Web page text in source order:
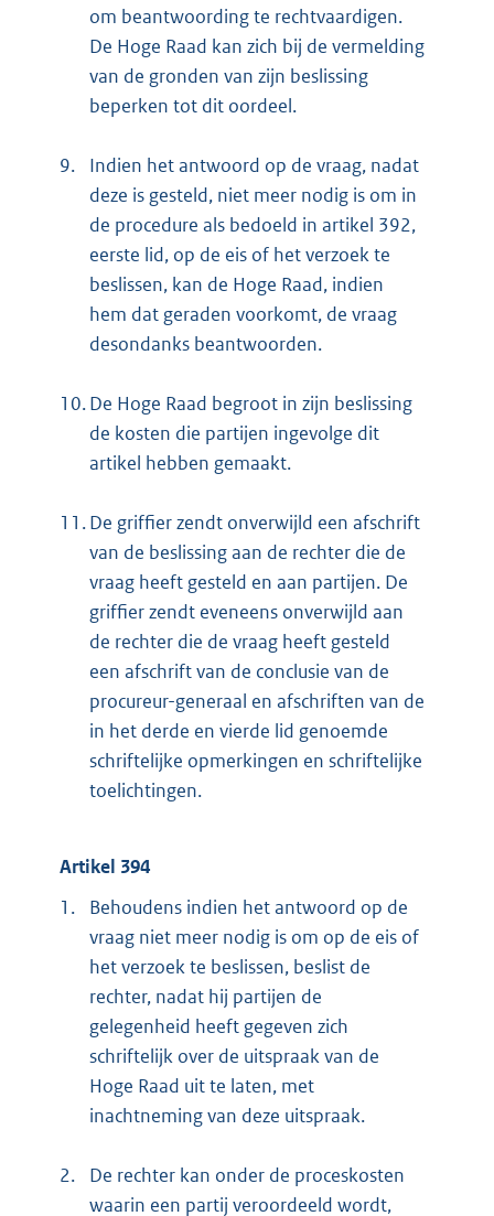
om beantwoording te rechtvaardigen.
De Hoge Raad kan zich bij de vermelding
van de gronden van zijn beslissing
beperken tot dit oordeel.
9.
Indien het antwoord op de vraag, nadat
deze is gesteld, niet meer nodig is om in
de procedure als bedoeld in artikel 392,
eerste lid, op de eis of het verzoek te
beslissen, kan de Hoge Raad, indien
hem dat geraden voorkomt, de vraag
desondanks beantwoorden.
10.De Hoge Raad begroot in zijn beslissing
de kosten die partijen ingevolge dit
artikel hebben gemaakt.
11.De griffier zendt onverwijld een afschrift
van de beslissing aan de rechter die de
vraag heeft gesteld en aan partijen. De
griffier zendt eveneens onverwijld aan
de rechter die de vraag heeft gesteld
een afschrift van de conclusie van de
procureur-generaal en afschriften van de
in het derde en vierde lid genoemde
schriftelijke opmerkingen en schriftelijke
toelichtingen.
Artikel 394
1.
Behoudens indien het antwoord op de
vraag niet meer nodig is om op de eis of
het verzoek te beslissen, beslist de
rechter, nadat hij partijen de
gelegenheid heeft gegeven zich
schriftelijk over de uitspraak van de
Hoge Raad uit te laten, met
inachtneming van deze uitspraak.
2.
De rechter kan onder de proceskosten
waarin een partij veroordeeld wordt,